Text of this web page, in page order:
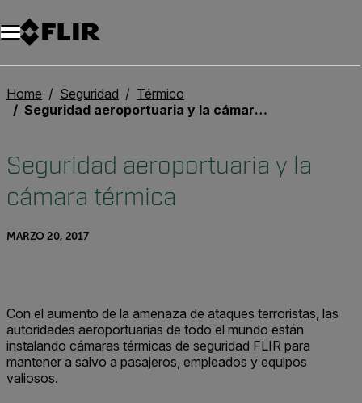
Unread messages
Modelo
Eliminar
artículos
artículo
Añadir al carro
Añadido al carro
Home Seguridad
Térmico
Seguridad aeroportuaria y la cámara térmica
Seguridad aeroportuaria y la
cámara térmica
MARZO 20, 2017
Con el aumento de la amenaza de ataques terroristas, las
autoridades aeroportuarias de todo el mundo están
instalando cámaras térmicas de seguridad FLIR para
mantener a salvo a pasajeros, empleados y equipos
valiosos.